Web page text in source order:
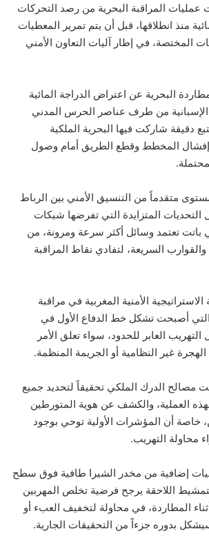
عمليات المراقبة البحرية من رصد التحركات
منذ انطلاقها، قبل أن يتم تمرير المعطيات
المختصة، في إطار آليات التعاون الأمني
البحرية عن اعتراض الدراجة المائية
الإسبانية من طرف عناصر الحرس المدني
دقيقة شاركت فيها البحرية الملكية
إفشال المخطط وقطع الطريق أمام وصول
متقدماً من التنسيق الأمني بين الرباط
المتزايدة التي تفرضها شبكات
باتت تعتمد وسائل أكثر سرعة ومرونة، من
والقوارب السريعة، لتفادي نقاط المراقبة
الاستراتيجية الأمنية المغربية في مراقبة
أصبحت تشكل خط الدفاع الأول في
العابر للحدود، سواء تعلق الأمر
غير النظامية أو الجريمة المنظمة.
مصالح الدرك الملكي تحقيقاً لتحديد جميع
العملية، والكشف عن هوية المتورطين
خاصة أن المؤشرات الأولية توحي بوجود
محاولة التهريب.
إضافية من مخدر الشيرا طافية فوق سطح
اللاحقة يرجح فرضية تخلص المهربين
المطاردة، في محاولة لتخفيف العبء أو
بدوره جزءاً من التحقيقات الجارية.